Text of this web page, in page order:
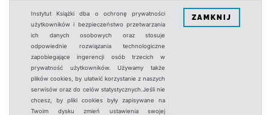
Instytut Książki dba o ochronę prywatności
użytkowników i bezpieczeństwo przetwarzania
ich danych osobowych oraz stosuje
odpowiednie rozwiązania technologiczne
zapobiegające ingerencji osób trzecich w
prywatność użytkowników. Używamy także
plików cookies, by ułatwić korzystanie z naszych
serwisów oraz do celów statystycznych.Jeśli nie
chcesz, by pliki cookies były zapisywane na
Twoim dysku zmień ustawienia swojej
ZAMKNIJ